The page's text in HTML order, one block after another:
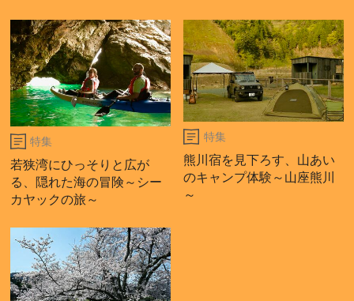
特集
若狭湾にひっそりと広が
る、隠れた海の冒険～シー
カヤックの旅～
特集
熊川宿を見下ろす、山あい
のキャンプ体験～山座熊川
～